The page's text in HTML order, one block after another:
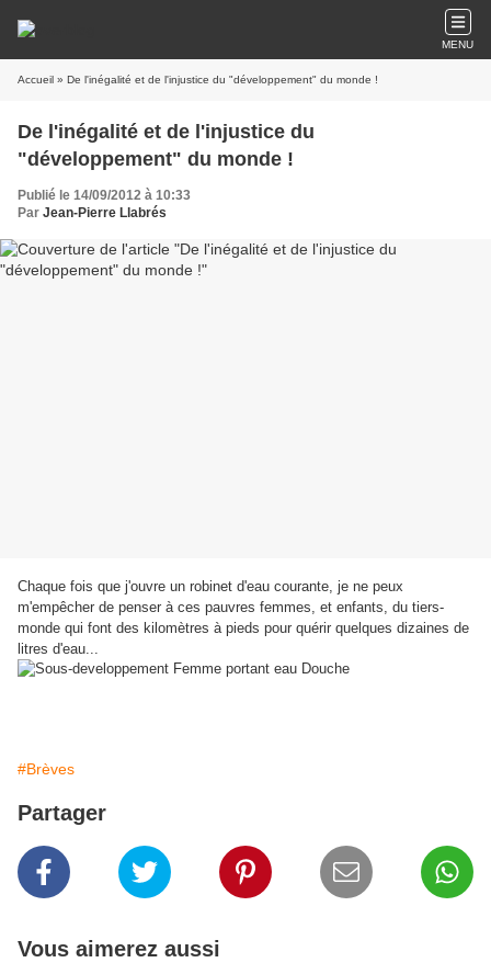
MENU
Accueil » De l'inégalité et de l'injustice du "développement" du monde !
De l'inégalité et de l'injustice du
"développement" du monde !
Publié le 14/09/2012 à 10:33
Par Jean-Pierre Llabrés
Chaque fois que j'ouvre un robinet d'eau courante, je ne peux
m'empêcher de penser à ces pauvres femmes, et enfants, du tiers-
monde qui font des kilomètres à pieds pour quérir quelques dizaines de
litres d'eau...
#Brèves
Partager
Vous aimerez aussi